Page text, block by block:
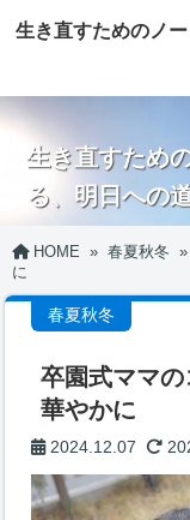
生き直すためのノー
生き直すため
る、明日への
HOME » 春夏秋冬 »
に
春夏秋冬
卒園式ママ
華やかに
2024.12.07